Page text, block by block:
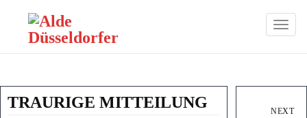
TRAURIGE MITTEILUNG
NEXT